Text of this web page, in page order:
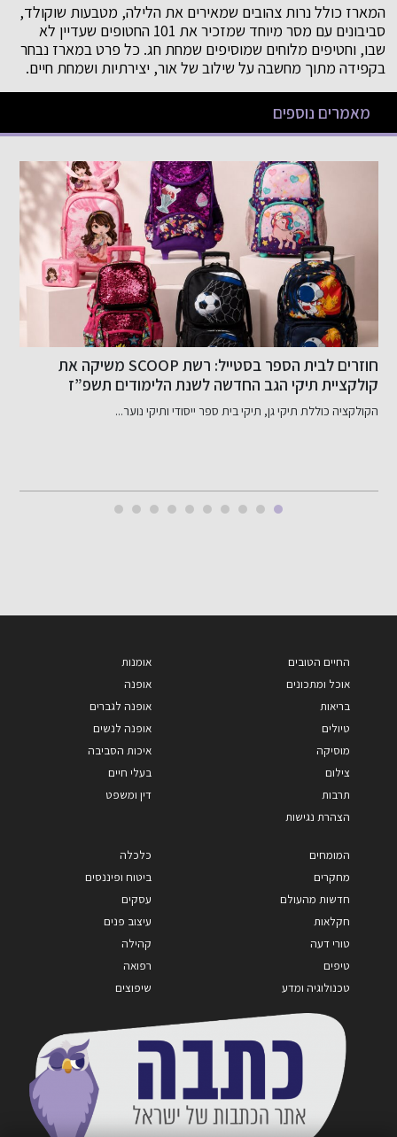
המארז כולל נרות צהובים שמאירים את הלילה, מטבעות שוקולד,
סביבונים עם מסר מיוחד שמזכיר את 101 החטופים שעדיין לא
שבו, וחטיפים מלוחים שמוסיפים שמחת חג. כל פרט במארז נבחר
בקפידה מתוך מחשבה על שילוב של אור, יצירתיות ושמחת חיים.
מאמרים נוספים
חוזרים לבית הספר בסטייל: רשת SCOOP משיקה את
קולקציית תיקי הגב החדשה לשנת הלימודים תשפ”ז
במחירים האטרקטיביים ביותר בשוק!
הקולקציה כוללת תיקי גן, תיקי בית ספר ייסודי ותיקי נוער...
החיים הטובים
אוכל ומתכונים
בריאות
טיולים
מוסיקה
צילום
תרבות
הצהרת נגישות
אומנות
אופנה
אופנה לגברים
אופנה לנשים
איכות הסביבה
בעלי חיים
דין ומשפט
המומחים
מחקרים
חדשות מהעולם
חקלאות
טורי דעה
טיפים
טכנולוגיה ומדע
כלכלה
ביטוח ופיננסים
עסקים
עיצוב פנים
קהילה
רפואה
שיפוצים